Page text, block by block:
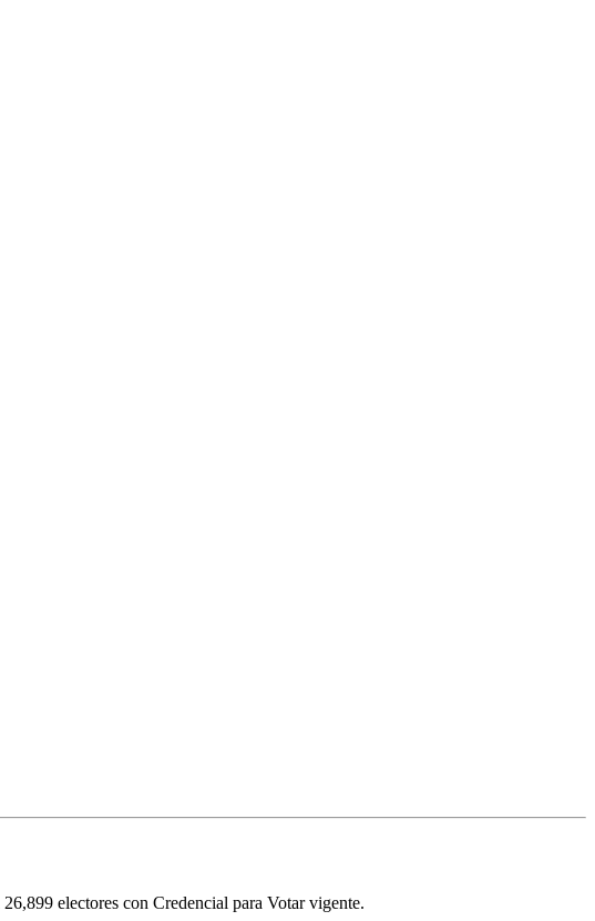
26,899electores con Credencial para Votar vigente.